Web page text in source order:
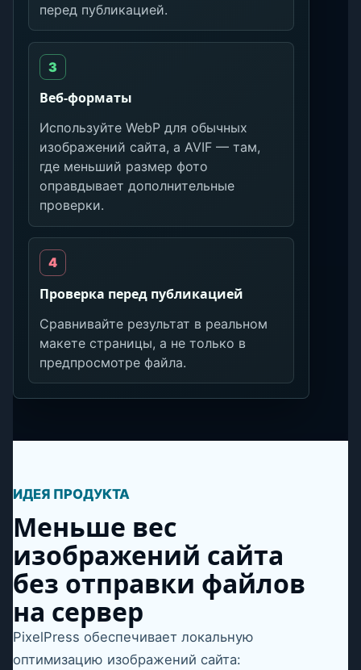
перед публикацией.
Веб-форматы
Используйте WebP для обычных
изображений сайта, а AVIF — там,
где меньший размер фото
оправдывает дополнительные
проверки.
Проверка перед публикацией
Сравнивайте результат в реальном
макете страницы, а не только в
предпросмотре файла.
ИДЕЯ ПРОДУКТА
Меньше вес
изображений сайта
без отправки файлов
на сервер
PixelPress обеспечивает локальную
оптимизацию изображений сайта: